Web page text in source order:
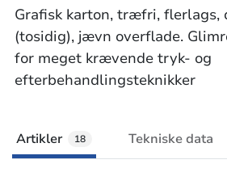
Grafisk karton, træfri, flerlags,
(tosidig), jævn overflade.
for meget krævende tryk- og
efterbehandlingsteknikker
Artikler 18 Tekniske data